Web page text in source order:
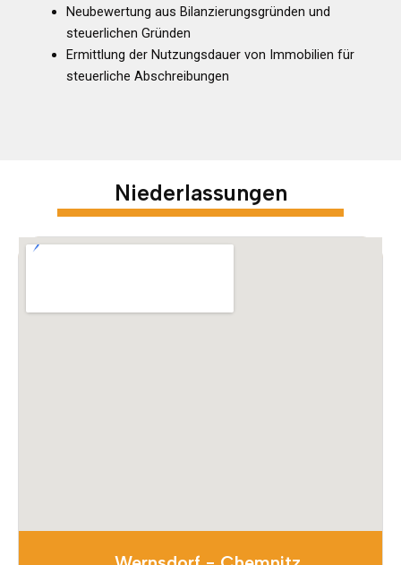
Neubewertung aus Bilanzierungsgründen und
steuerlichen Gründen
Ermittlung der Nutzungsdauer von Immobilien für
steuerliche Abschreibungen
Niederlassungen